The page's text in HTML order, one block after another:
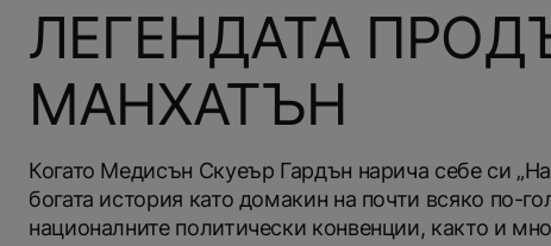
ЛЕГЕНДАТА
МАНХАТЪН
Когато Медисън Скуеър Гардън нарича себе си
богата история като домакин на почти всяко по-
националните политически конвенции, както и